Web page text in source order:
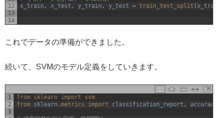
12
13
14
x_train , x_test , y_train , y_test = train_test_split (
これでデータの準備ができました。
続いて、SVMのモデル定義をしていきます。
1
2
3
from sklearn import svm
from sklearn .metrics import classification_report ,